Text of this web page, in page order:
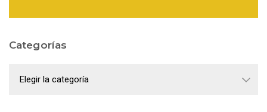
Categorías